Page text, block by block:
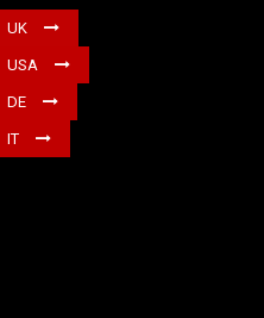
UK
USA
DE
IT